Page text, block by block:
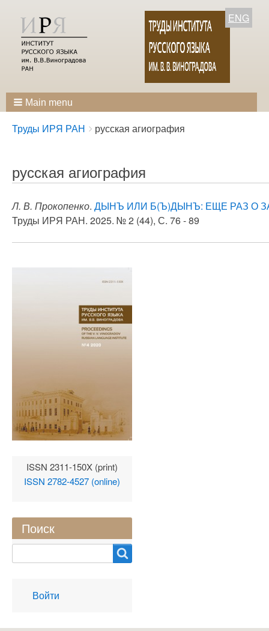
ENG
Main menu
Breadcrumbs
You
Труды ИРЯ РАН русская агиография
русская агиография
Л. В. Прокопенко. ДЫНЪ ИЛИ Б(Ъ)ДЫНЪ: ЕЩЕ РАЗ О
Труды ИРЯ РАН. 2025. № 2 (44), С. 76 - 89
ISSN 2311-150X (print)
ISSN 2782-4527 (online)
Поиск
User
account
Войти